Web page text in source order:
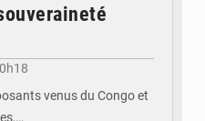
venus du Congo et